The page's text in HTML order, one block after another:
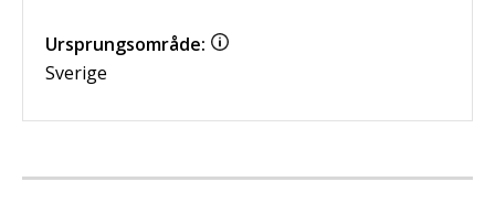
Ursprungsområde:
Sverige